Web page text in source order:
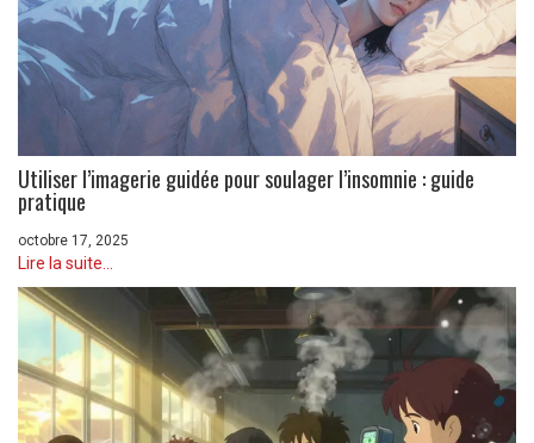
Utiliser l’imagerie guidée pour soulager l’insomnie : guide
pratique
octobre 17, 2025
Lire la suite...